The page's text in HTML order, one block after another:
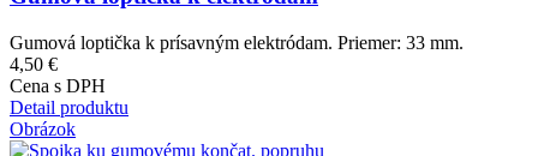
Gumová loptička k prísavným elektródam. Priemer: 33 mm.
4,50 €
Cena s DPH
Detail produktu
Obrázok